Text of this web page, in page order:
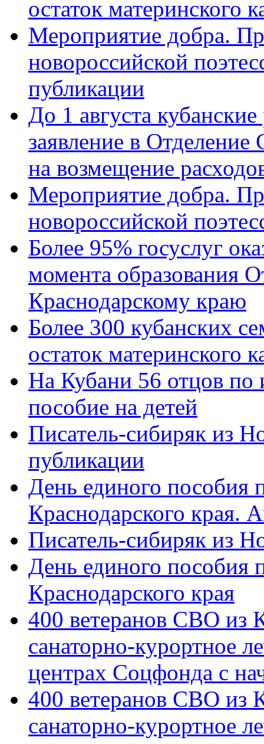
остаток материнского
Мероприятие добра.
новороссийской
публикации
До 1 августа
заявление в
на возмещение
Мероприятие добра.
новороссийской
Более 95% госуслуг
момента образования
Краснодарскому краю
Более 300 кубанских
остаток материнского
На Кубани 56 отцов по
пособие на детей
Писатель-сибиряк из
публикации
День единого пособия
Краснодарского края.
Писатель-сибиряк из
День единого пособия
Краснодарского края
400 ветеранов СВО из
санаторно-курортное
центрах Соцфонда с
400 ветеранов СВО из
санаторно-курортное